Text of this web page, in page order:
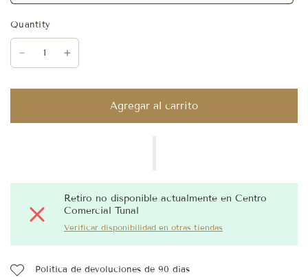
Quantity
Agregar al carrito
Retiro no disponible actualmente enCentro
Comercial Tunal
Verificar disponibilidad en otras tiendas
Política de devoluciones de 90 días